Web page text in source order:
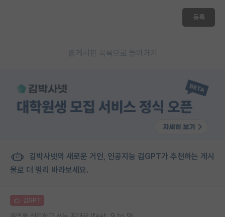
등록
게시판 목록으로 돌아가기
김박사넷의 새로운 거인, 인공지능 김GPT가 추천하는 게시
물로 더 멀리 바라보세요.
김GPT